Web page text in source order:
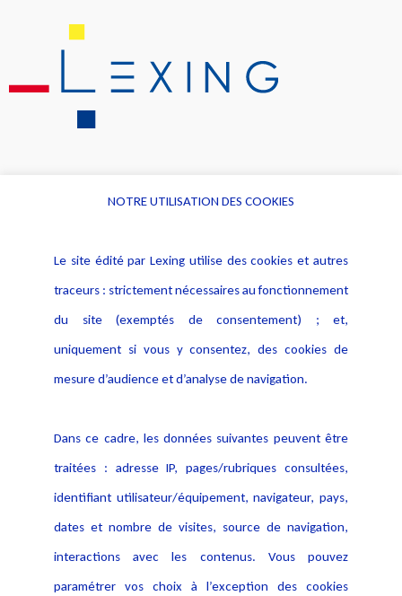
Alerte professionnelle
Déclaration d'accessibilité
Notice Légale
Politique de protection des
données
Publications
NOTRE UTILISATION DES COOKIES
Le site édité par Lexing utilise des cookies et autres
traceurs : strictement nécessaires au fonctionnement
du site (exemptés de consentement) ; et,
uniquement si vous y consentez, des cookies de
mesure d’audience et d’analyse de navigation.
Dans ce cadre, les données suivantes peuvent être
traitées : adresse IP, pages/rubriques consultées,
identifiant utilisateur/équipement, navigateur, pays,
dates et nombre de visites, source de navigation,
interactions avec les contenus. Vous pouvez
paramétrer vos choix à l’exception des cookies